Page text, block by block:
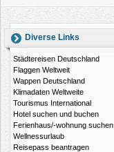
Diverse Links
Städtereisen Deutschland
Flaggen Weltweit
Wappen Deutschland
Klimadaten Weltweite
Tourismus International
Hotel suchen und buchen
Ferienhaus/-wohnung suchen
Wellnessurlaub
Reisepass beantragen